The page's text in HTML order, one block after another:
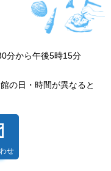
分から午後5時15分
の日・時間が異なると
せ